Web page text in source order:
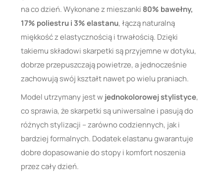
na co dzień. Wykonane z mieszanki 80% bawełny,
17% poliestru i 3% elastanu, łączą naturalną
miękkość z elastycznością i trwałością. Dzięki
takiemu składowi skarpetki są przyjemne w dotyku,
dobrze przepuszczają powietrze, a jednocześnie
zachowują swój kształt nawet po wielu praniach.
Model utrzymany jest w jednokolorowej stylistyce,
co sprawia, że skarpetki są uniwersalne i pasują do
różnych stylizacji – zarówno codziennych, jak i
bardziej formalnych. Dodatek elastanu gwarantuje
dobre dopasowanie do stopy i komfort noszenia
przez cały dzień.